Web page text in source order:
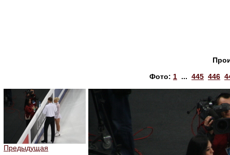
Фото: 1 ... 445 446
Предыдущая